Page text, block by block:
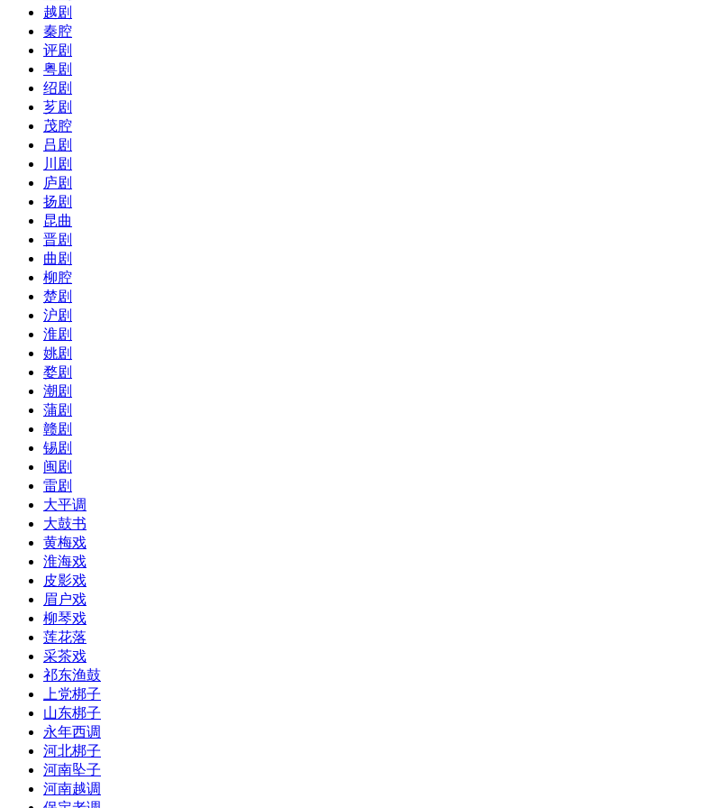
越剧
秦腔
评剧
粤剧
绍剧
芗剧
茂腔
吕剧
川剧
庐剧
扬剧
昆曲
晋剧
曲剧
柳腔
楚剧
沪剧
淮剧
姚剧
婺剧
潮剧
蒲剧
赣剧
锡剧
闽剧
雷剧
大平调
大鼓书
黄梅戏
淮海戏
皮影戏
眉户戏
柳琴戏
莲花落
采茶戏
祁东渔鼓
上党梆子
山东梆子
永年西调
河北梆子
河南坠子
河南越调